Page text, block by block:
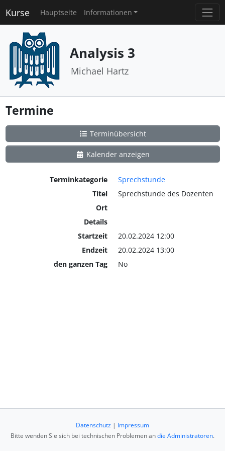
Kurse Hauptseite Informationen
Analysis 3
Michael Hartz
Termine
Terminübersicht
Kalender anzeigen
Terminkategorie
Sprechstunde
Titel
Sprechstunde des Dozenten
Ort
Details
Startzeit
20.02.2024 12:00
Endzeit
20.02.2024 13:00
den ganzen Tag
No
Datenschutz | Impressum
Bitte wenden Sie sich bei technischen Problemen andie Administratoren.